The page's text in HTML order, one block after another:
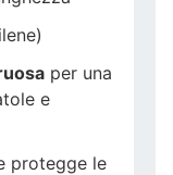
per una
e
protegge le